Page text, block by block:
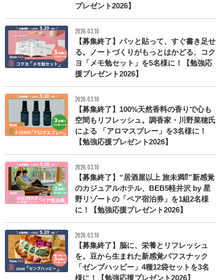
プレゼント2026】
2026.03.10
【募集終了】パッと貼って、すぐ書き足せ
る。ノートづくりがもっとはかどる、コク
ヨ「メモ勉セット」を5名様に！【勉強応
援プレゼント2026】
2026.03.10
【募集終了】100%天然香料の香りで心も
空間もリフレッシュ。調香家・川野菜穂氏
による 「アロマスプレー」を3名様に！
【勉強応援プレゼント2026】
2026.03.10
【募集終了】“居酒屋以上 旅未満⁉”新感覚
のカジュアルホテル、BEB5軽井沢 by 星
野リゾートの「ペア宿泊券」を1組2名様
に！【勉強応援プレゼント2026】
2026.03.10
【募集終了】脳に、栄養とリフレッシュ
を。豆から生まれた新感覚パフスナック
「ゼンブハッピー」4種12袋セットを3名
様に！【勉強応援プレゼント2026】